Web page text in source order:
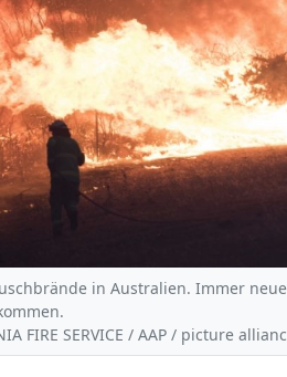
in Australien. Immer
FIRE SERVICE / AAP / picture